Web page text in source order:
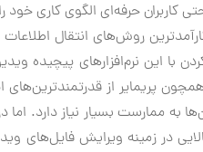
کاربران حرفه‌ای الگوی کاری خود
روش‌های انتقال
با این نرم‌افزارهای پیچیده
پریمایر از
به ممارست بسیار نیاز دارد. اما
در زمینه ویرایش فایل‌های